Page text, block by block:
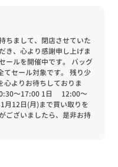
ちまして、閉店させていた
き、心より感謝申し上げま
ルを開催中です。
バッグ
セール対象です。
残り少
心よりお待ちしておりま
～17:00 1日 12:00～
月12日(月)まで買い取りを
ございましたら、是非お持